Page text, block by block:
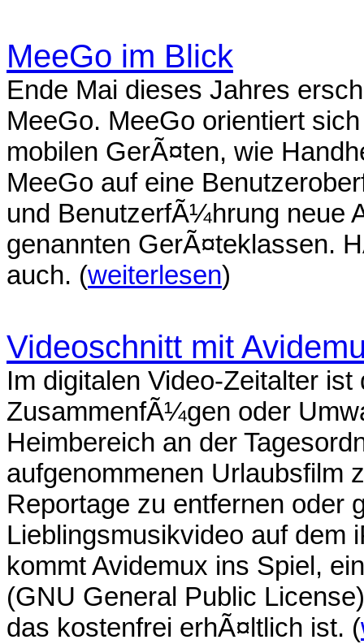
MeeGo im Blick
Ende Mai dieses Jahres
MeeGo. MeeGo orientiert
mobilen GerÃ¤ten, wie
MeeGo auf eine
und BenutzerfÃ¼hrung neue
genannten GerÃ¤teklassen.
auch. (weiterlesen)
Videoschnitt mit
Im digitalen Video-Zeitalter
ZusammenfÃ¼gen oder
Heimbereich an der
aufgenommenen Urlaubsfilm
Reportage zu entfernen oder
Lieblingsmusikvideo auf dem
kommt Avidemux ins Spiel,
(GNU General Public
das kostenfrei erhÃ¤ltlich ist. (